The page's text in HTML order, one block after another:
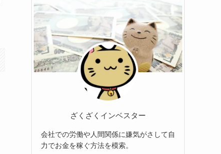
ざくざくインベスター
会社での労働や人間関係に嫌気がさして自
力でお金を稼ぐ方法を模索。